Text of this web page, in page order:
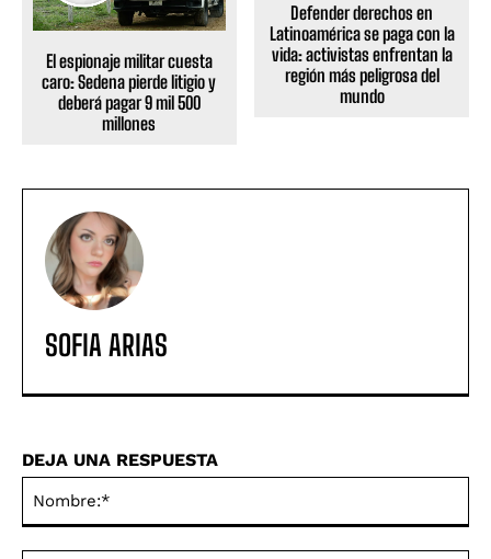
El espionaje militar cuesta
caro: Sedena pierde litigio y
deberá pagar 9 mil 500
millones
Defender derechos en
Latinoamérica se paga con la
vida: activistas enfrentan la
región más peligrosa del
mundo
SOFIA ARIAS
DEJA UNA RESPUESTA